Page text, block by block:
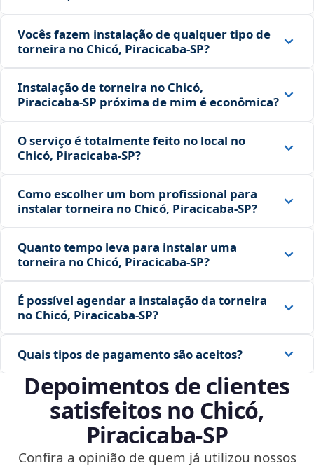
Vocês fazem instalação de qualquer tipo de
torneira no Chicó, Piracicaba‑SP?
Instalação de torneira no Chicó,
Piracicaba‑SP próxima de mim é econômica?
O serviço é totalmente feito no local no
Chicó, Piracicaba‑SP?
Como escolher um bom profissional para
instalar torneira no Chicó, Piracicaba‑SP?
Quanto tempo leva para instalar uma
torneira no Chicó, Piracicaba‑SP?
É possível agendar a instalação da torneira
no Chicó, Piracicaba‑SP?
Quais tipos de pagamento são aceitos?
Depoimentos de clientes
satisfeitos no Chicó,
Piracicaba‑SP
Confira a opinião de quem já utilizou nossos